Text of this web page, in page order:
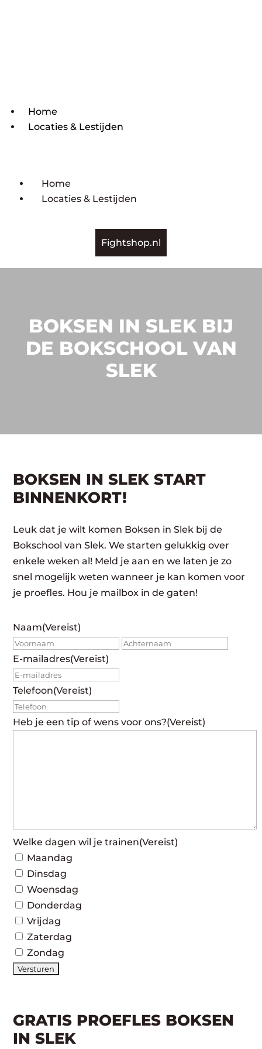
Home
Locaties & Lestijden
Home
Locaties & Lestijden
Fightshop.nl
BOKSEN IN SLEK BIJ
DE BOKSCHOOL VAN
SLEK
BOKSEN IN SLEK START
BINNENKORT!
Leuk dat je wilt komen Boksen in Slek bij de
Bokschool van Slek. We starten gelukkig over
enkele weken al! Meld je aan en we laten je zo
snel mogelijk weten wanneer je kan komen voor
je proefles. Hou je mailbox in de gaten!
Naam(Vereist)
Voornaam
E-mailadres(Vereist)
Telefoon(Vereist)
Heb je een tip of wens voor ons?(Vereist)
Welke dagen wil je trainen(Vereist)
Maandag
Dinsdag
Woensdag
Donderdag
Vrijdag
Zaterdag
Zondag
GRATIS PROEFLES BOKSEN
IN SLEK